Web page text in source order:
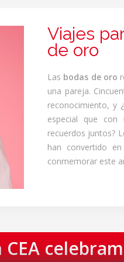
Viajes
de oro
Las bodas de oro
una pareja.
reconocimiento, y
especial que
recuerdos juntos?
han convertido
conmemorar este
CEA